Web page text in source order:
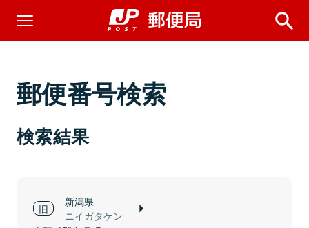
郵便番号検索
検索結果
新潟県
ニイガタケン